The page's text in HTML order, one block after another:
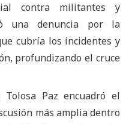
contra militantes y
una denuncia por la
cubría los incidentes y
profundizando el cruce
Paz encuadró el
más amplia dentro